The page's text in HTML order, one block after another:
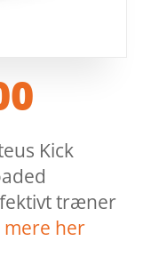
Kick
træner
her